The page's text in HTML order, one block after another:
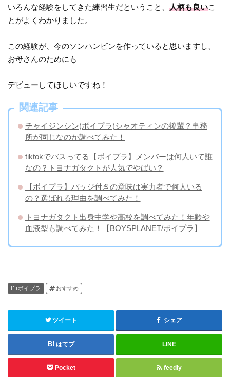
いろんな経験をしてきた練習生だということ、人柄も良いこ
とがよくわかりました。
この経験が、今のソンハンビンを作っていると思いますし、
お母さんのためにも
デビューしてほしいですね！
関連記事
チャイジンシン(ボイプラ)シャオティンの後輩？事務
所が同じなのか調べてみた！
tiktokでバスってる【ボイプラ】メンバーは何人いて誰
なの？トヨナガタクトが人気でやばい？
【ボイプラ】バッジ付きの意味は実力者で何人いる
の？選ばれる理由を調べてみた！
トヨナガタクト出身中学や高校を調べてみた！年齢や
血液型も調べてみた！【BOYSPLANET/ボイプラ】
ボイプラ おすすめ
ツイート シェア
はてブ LINE
Pocket feedly